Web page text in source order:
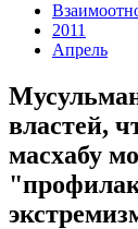
2011
Апрель
властей,
масхабу